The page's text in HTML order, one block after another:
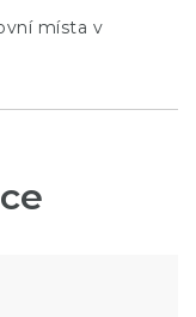
místa v